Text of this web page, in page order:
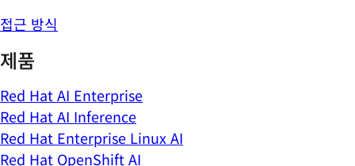
접근 방식
제품
Red Hat AI Enterprise
Red Hat AI Inference
Red Hat Enterprise Linux AI
Red Hat OpenShift AI